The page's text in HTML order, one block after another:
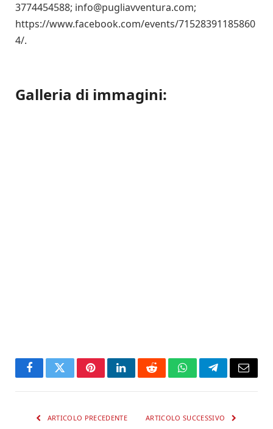
3774454588; info@pugliavventura.com;
https://www.facebook.com/events/71528391185860
4/.
Galleria di immagini:
FacebookTwitterPinterestLinkedInRedditWhatsAppTelegramEmail
ARTICOLO PRECEDENTE ARTICOLO SUCCESSIVO